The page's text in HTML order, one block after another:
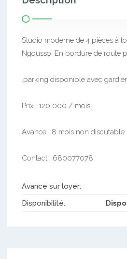
Studio moderne de 4 pièces à
Ngousso. En bordure de route
.parking disponible avec
Prix : 120 000 / mois
Avance : 8 mois non discutable
Contact : 680077078
Avance sur loyer:
Disponibilité: